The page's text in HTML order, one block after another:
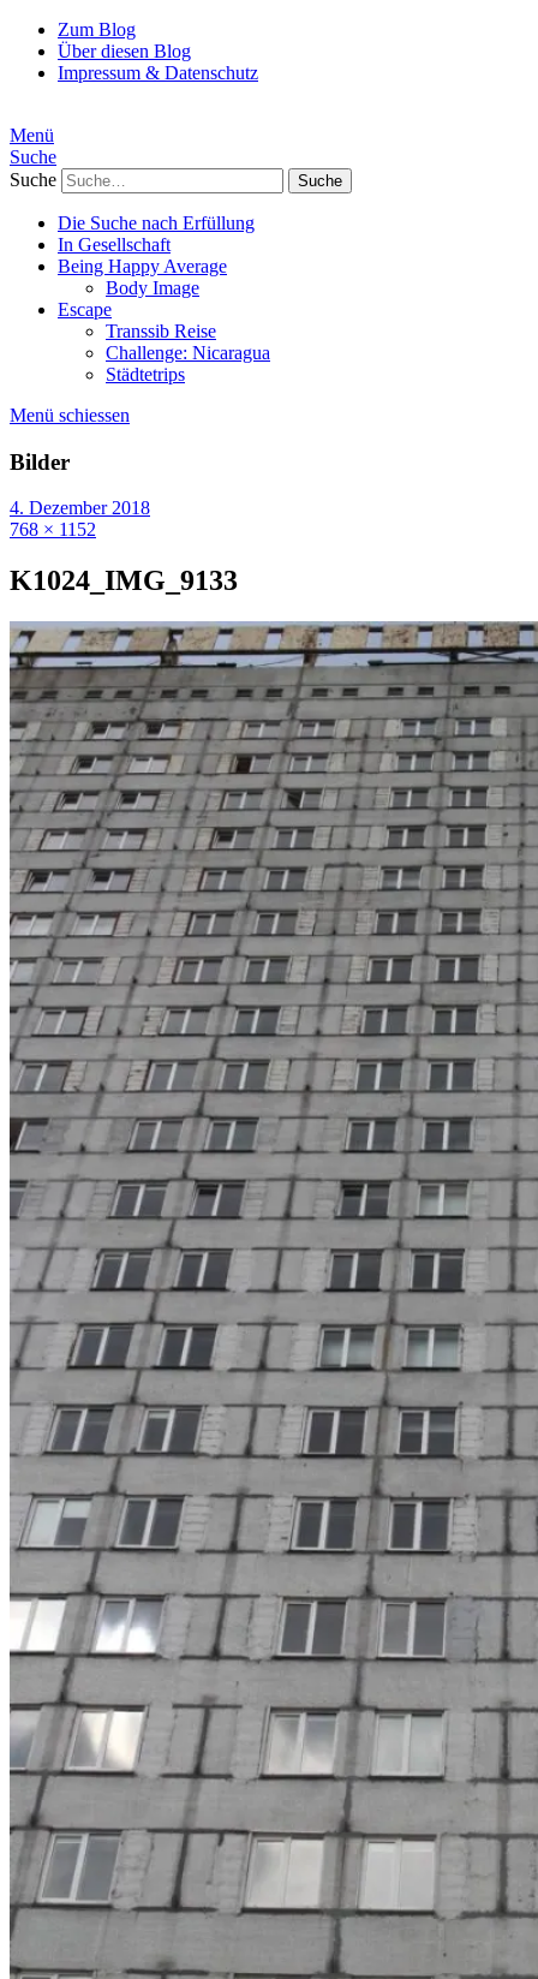
Zum Blog
Über diesen Blog
Impressum & Datenschutz
Menü
Suche
Suche
Die Suche nach Erfüllung
In Gesellschaft
Being Happy Average
Body Image
Escape
Transsib Reise
Challenge: Nicaragua
Städtetrips
Menü schiessen
Bilder
4. Dezember 2018
768 × 1152
K1024_IMG_9133